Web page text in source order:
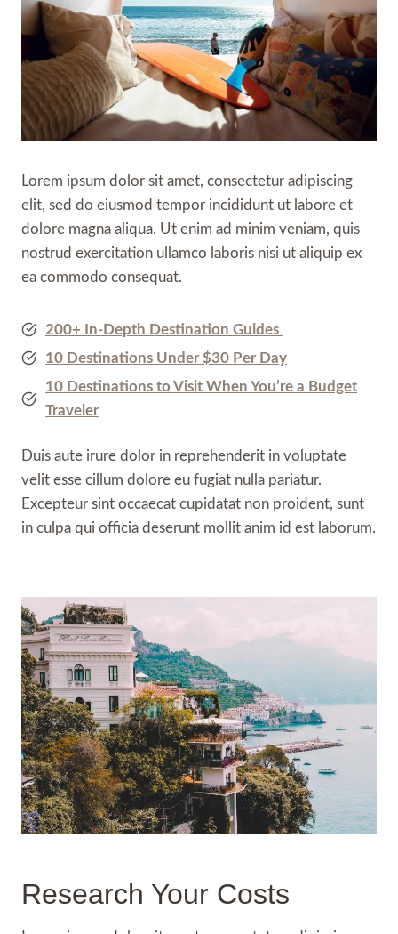
Lorem ipsum dolor sit amet, consectetur adipiscing
elit, sed do eiusmod tempor incididunt ut labore et
dolore magna aliqua. Ut enim ad minim veniam, quis
nostrud exercitation ullamco laboris nisi ut aliquip ex
ea commodo consequat.
200+ In-Depth Destination Guides
10 Destinations Under $30 Per Day
10 Destinations to Visit When You’re a Budget
Traveler
Duis aute irure dolor in reprehenderit in voluptate
velit esse cillum dolore eu fugiat nulla pariatur.
Excepteur sint occaecat cupidatat non proident, sunt
in culpa qui officia deserunt mollit anim id est laborum.
Research Your Costs